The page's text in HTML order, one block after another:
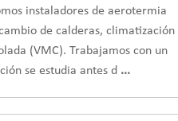
instaladores de aerotermia
de calderas, climatización
(VMC). Trabajamos con un
se estudia antes d ...